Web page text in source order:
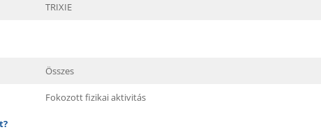
TRIXIE
Összes
Fokozott fizikai aktivitás